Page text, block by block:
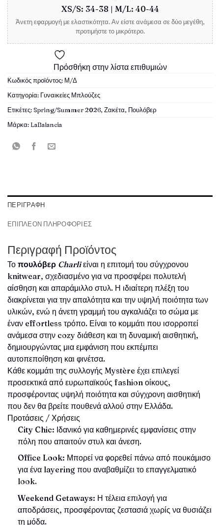
XS/S: 34-38 | M/L: 40-44
Άνετη εφαρμογή με ελαστικότητα. Αν είστε ανάμεσα σε δύο μεγέθη,
προτιμήστε το μικρότερο.
Πρόσθήκη στην λίστα επιθυμιών
Κωδικός προϊόντος: Μ/Δ
Κατηγορία: Γυναικείες Μπλούζες
Ετικέτες:Spring/Summer 2026, Ζακέτα, Πουλόβερ
Μάρκα: LaBalancia
ΠΕΡΙΓΡΑΦΉ
ΕΠΙΠΛΈΟΝ ΠΛΗΡΟΦΟΡΊΕΣ
Περιγραφή Προϊόντος
Το πουλόβερ Charliείναι η επιτομή του σύγχρονου
knitwear, σχεδιασμένο για να προσφέρει πολυτελή
αίσθηση και απαράμιλλο στυλ. Η ιδιαίτερη πλέξη του
διακρίνεται για την απαλότητα και την υψηλή ποιότητα των
υλικών, ενώ η άνετη γραμμή του αγκαλιάζει το σώμα με
έναν effortless τρόπο. Είναι το κομμάτι που ισορροπεί
ανάμεσα στην cozy διάθεση και τη δυναμική αισθητική,
δημιουργώντας μια εμφάνιση που εκπέμπει
αυτοπεποίθηση και φινέτσα.
Κάθε κομμάτι της συλλογής Mystère έχει επιλεγεί
προσεκτικά από ευρωπαϊκούς fashion οίκους,
προσφέροντας υψηλή ποιότητα και σύγχρονη αισθητική
που δεν θα βρείτε πουθενά αλλού στην Ελλάδα.
Προτάσεις / Χρήσεις
City Chic: Ιδανικό για καθημερινές εμφανίσεις στην
πόλη που απαιτούν στυλ και άνεση.
Office Look: Μπορεί να φορεθεί πάνω από πουκάμισο
για ένα layering που αναβαθμίζει το επαγγελματικό
look.
Weekend Getaways: Η τέλεια επιλογή για
αποδράσεις, προσφέροντας ζεστασιά χωρίς να θυσιάζει
τη μόδα.